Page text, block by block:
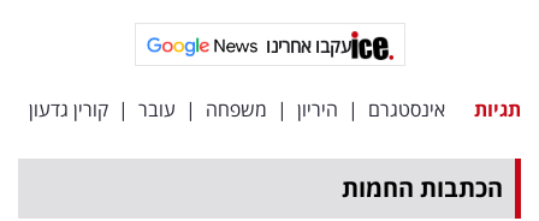
עקבו אחרינו
תגיות אינסטגרם | היריון | משפחה | עובר | קורין גדעון
הכתבות החמות